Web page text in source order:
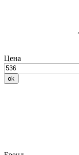
Цена
ok